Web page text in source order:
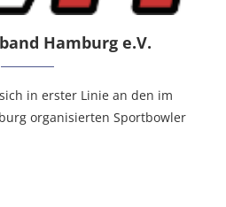
Hamburg e.V.
in erster Linie an den im
organisierten Sportbowler